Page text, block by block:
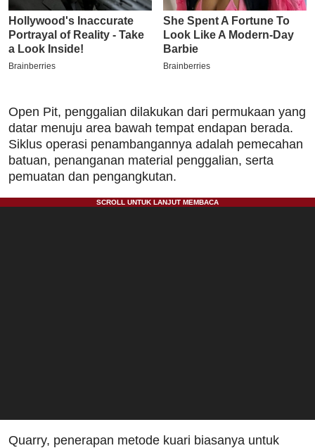
Open Pit, penggalian dilakukan dari permukaan yang
datar menuju area bawah tempat endapan berada.
Siklus operasi penambangannya adalah pemecahan
batuan, penanganan material penggalian, serta
pemuatan dan pengangkutan.
Quarry, penerapan metode kuari biasanya untuk